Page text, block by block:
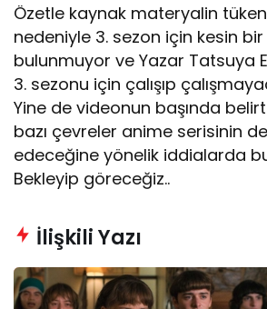
Özetle kaynak materyalin
nedeniyle 3. sezon için kesin bir
bulunmuyor ve Yazar Tatsuya
3. sezonu için çalışıp
Yine de videonun başında
bazı çevreler anime serisinin
edeceğine yönelik iddialarda
Bekleyip göreceğiz..
İlişkili Yazı